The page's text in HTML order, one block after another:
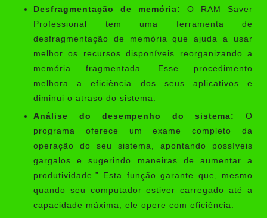
Desfragmentação de memória:
O RAM Saver
Professional tem uma ferramenta de
desfragmentação de memória que ajuda a usar
melhor os recursos disponíveis reorganizando a
memória fragmentada. Esse procedimento
melhora a eficiência dos seus aplicativos e
diminui o atraso do sistema.
Análise do desempenho do sistema:
O
programa oferece um exame completo da
operação do seu sistema, apontando possíveis
gargalos e sugerindo maneiras de aumentar a
produtividade.” Esta função garante que, mesmo
quando seu computador estiver carregado até a
capacidade máxima, ele opere com eficiência.